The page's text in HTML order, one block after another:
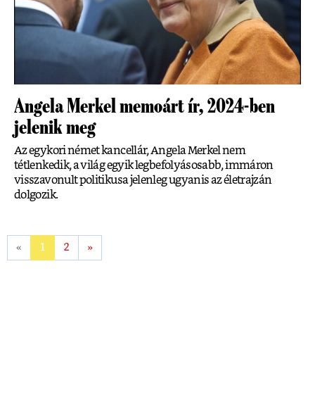
Angela Merkel memoárt ír, 2024-ben
jelenik meg
Az egykori német kancellár, Angela Merkel nem
tétlenkedik, a világ egyik legbefolyásosabb, immáron
visszavonult politikusa jelenleg ugyanis az életrajzán
dolgozik.
« 1 2 »